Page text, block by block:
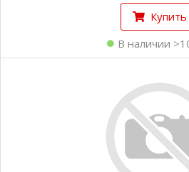
Купить
В наличии